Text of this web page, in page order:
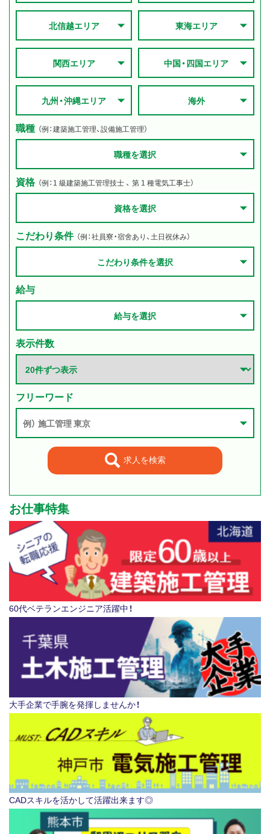
北信越エリア 東海エリア
関西エリア 中国・四国エリア
九州・沖縄エリア 海外
職種 （例：建築施工管理、設備施工管理）
職種を選択
資格 （例：1 級建築施工管理技士 、 第 1 種電気工事士）
資格を選択
こだわり条件 （例：社員寮・宿舍あり、土日祝休み）
こだわり条件を選択
給与
給与を選択
表示件数
フリーワード
求人を検索
お仕事特集
60代ベテランエンジニア活躍中！
大手企業で手腕を発揮しませんか！
CADスキルを活かして活躍出来ます◎